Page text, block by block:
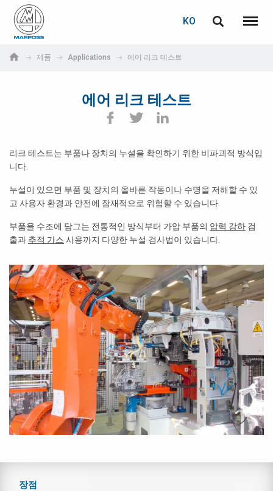
S.p.A.
KO
메뉴
제품 Applications 에어 리크 테스트
에어 리크 테스트
리크 테스트는 부품나 장치의 누설을 확인하기 위한 비파괴적 방식입
니다.
누설이 있으면 부품 및 장치의 올바른 작동이나 수명을 저해할 수 있
고 사용자 환경과 안전에 잠재적으로 위험할 수 있습니다.
부품을 수조에 담그는 전통적인 방식부터 가압 부품의 압력 강하 검
출과 추적 가스 사용까지 다양한 누설 검사법이 있습니다.
장점
Deutsch
Français
中文 (Chinese)
한국어 (Korean)
로그인
아직 등록하지 않으셨다면, 지금 무료로 등록하실 수 있습니다!